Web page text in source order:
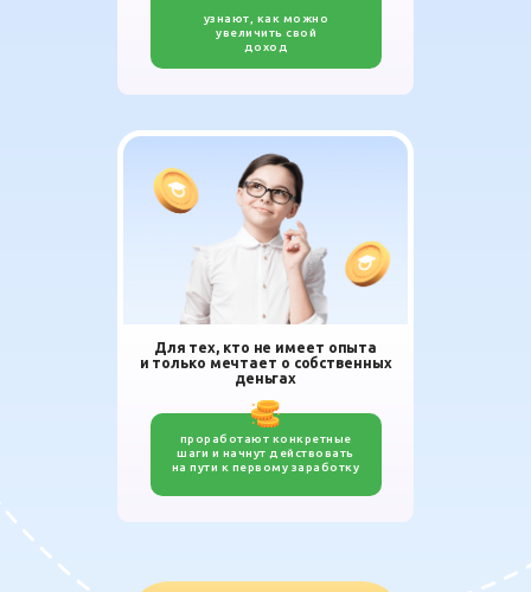
узнают, как можно
увеличить свой
доход
проработают конкретные
шаги и начнут действовать
на пути к первому заработку
Для тех, кто не имеет опыта
и только мечтает о собственных
деньгах